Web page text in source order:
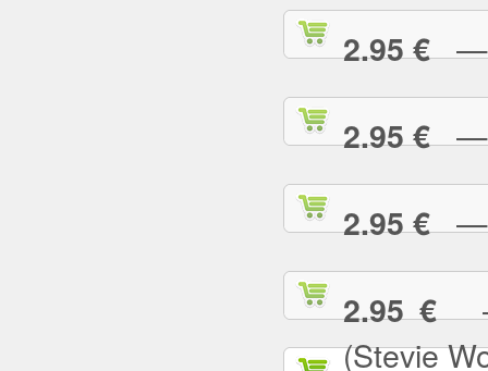
2.95 €—
2.95 €—
2.95 €—
2.95 €—
(Stevie